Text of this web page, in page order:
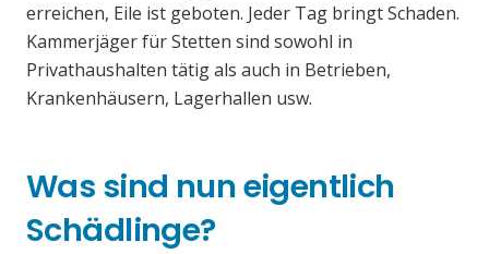
erreichen, Eile ist geboten. Jeder Tag bringt Schaden.
Kammerjäger für Stetten sind sowohl in
Privathaushalten tätig als auch in Betrieben,
Krankenhäusern, Lagerhallen usw.
Was sind nun eigentlich
Schädlinge?